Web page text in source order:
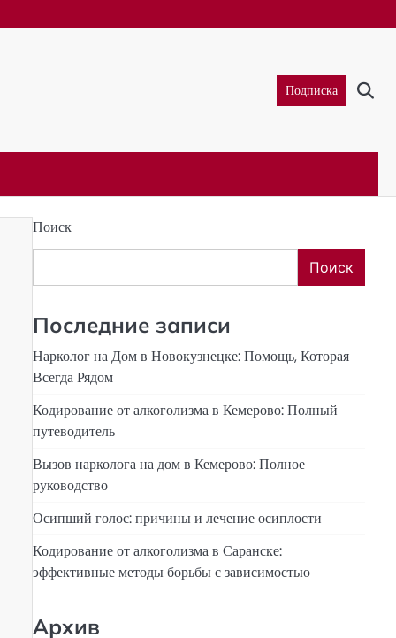
Подписка
Поиск
Поиск
Последние записи
Нарколог на Дом в Новокузнецке: Помощь, Которая
Всегда Рядом
Кодирование от алкоголизма в Кемерово: Полный
путеводитель
Вызов нарколога на дом в Кемерово: Полное
руководство
Осипший голос: причины и лечение осиплости
Кодирование от алкоголизма в Саранске:
эффективные методы борьбы с зависимостью
Архив